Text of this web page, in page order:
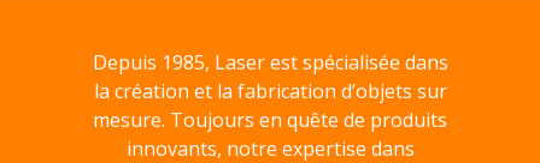
Depuis 1985, Laser est spécialisée dans
la création et la fabrication d’objets sur
mesure. Toujours en quête de produits
innovants, notre expertise dans